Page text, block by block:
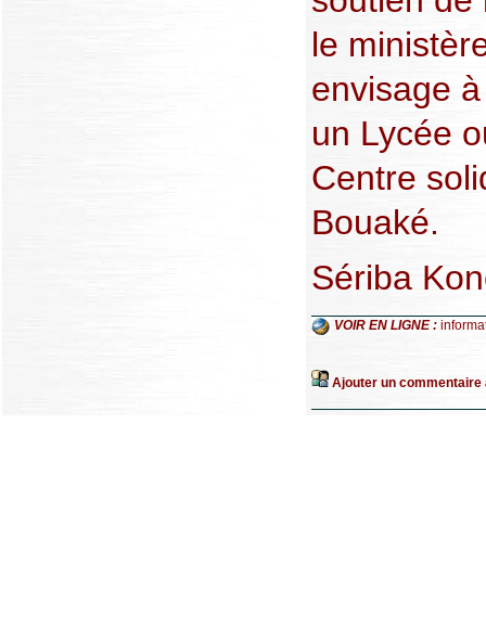
le
envisage
un Lycée
Centre
Bouaké.
Sériba
VOIR EN LIGNE :
Ajouter un commentaire